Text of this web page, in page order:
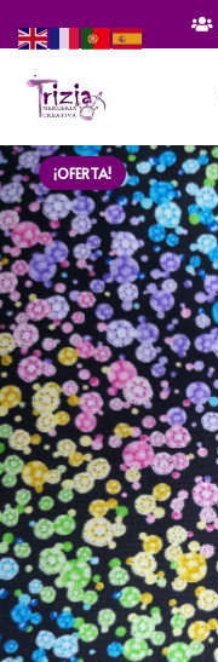
¡OFERTA!